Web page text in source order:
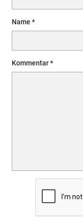
Name
Kommentar